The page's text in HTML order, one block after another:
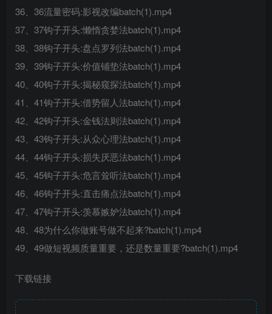
36、36流量密码:影视改编batch(1).mp4
37、37钩子开头:懒惰贪婪法batch(1).mp4
38、38钩子开头:盘点罗列法batch(1).mp4
39、39钩子开头:价值铺垫法batch(1).mp4
40、40钩子开头:揭秘窥探法batch(1).mp4
41、41钩子开头:借势留人法batch(1).mp4
42、42钩子开头:金钱法则法batch(1).mp4
43、43钩子开头:从众心理法batch(1).mp4
44、44钩子开头:损失厌恶法batch(1).mp4
45、45钩子开头:危言耸听法batch(1).mp4
46、46钩子开头:直击痛点法batch(1).mp4
47、47钩子开头:羡慕嫉妒法batch(1).mp4
48、48为什么你做账号做不起来?batch(1).mp4
49、49做短视频质量重要，还是数量重要?batch(1).mp4
下载链接